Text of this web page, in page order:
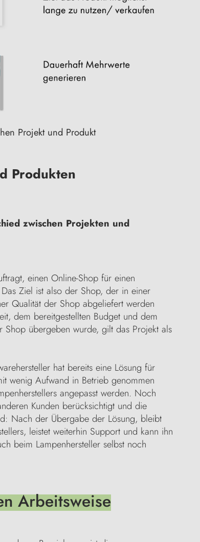
Projekt und Produkt
Produkten
zwischen Projekten und
einen Online-Shop für einen
Ziel ist also der Shop, der in einer
Qualität der Shop abgeliefert werden
dem bereitgestellten Budget und dem
übergeben wurde, gilt das Projekt als
hat bereits eine Lösung für
wenig Aufwand in Betrieb genommen
angepasst werden. Noch
Kunden berücksichtigt und die
Nach der Übergabe der Lösung, bleibt
leistet weiterhin Support und kann ihn
beim Lampenhersteller selbst noch
Arbeitsweise